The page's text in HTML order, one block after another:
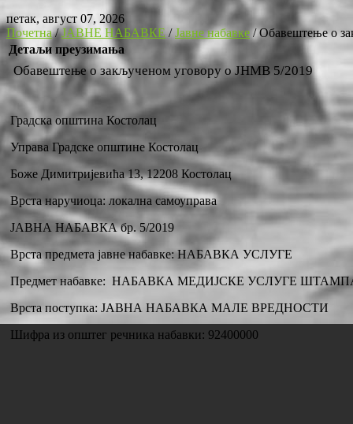
петак, август 07, 2026
Почетна/ЈАВНЕ НАБАВКЕ/Јавне набавке/Обавештење о
Детаљи преузимања
Обавештење о закљученом уговору о ЈНМВ 5/2019
Градска општина Костолац
Управа Градске општине Костолац
Боже Димитријевића 13, 12208 Костолац
Врста наручиоца: локална самоуправа
ЈАВНА НАБАВКА бр. 5/2019
Врста предмета јавне набавке: НАБАВКА УСЛУГЕ
Предмет набавке: НАБАВКА МЕДИЈСКЕ УСЛУГЕ
Врста поступка: ЈАВНА НАБАВКА МАЛЕ ВРЕДНОСТИ
Шифра из општег речника набавки: 92400000